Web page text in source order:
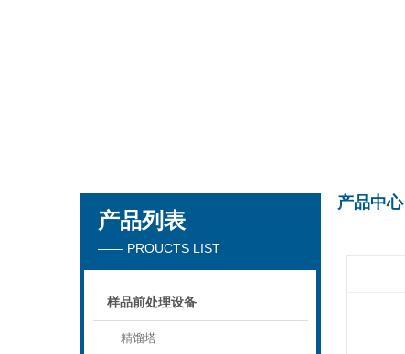
杭州川一实验仪器有限公司
产品列表
—— PROUCTS LIST
样品前处理设备
精馏塔
产品中心